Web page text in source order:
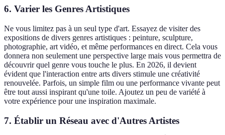
6. Varier les Genres Artistiques
Ne vous limitez pas à un seul type d'art. Essayez de visiter des
expositions de divers genres artistiques : peinture, sculpture,
photographie, art vidéo, et même performances en direct. Cela vous
donnera non seulement une perspective large mais vous permettra de
découvrir quel genre vous touche le plus. En 2026, il devient
évident que l'interaction entre arts divers stimule une créativité
renouvelée. Parfois, un simple film ou une performance vivante peut
être tout aussi inspirant qu'une toile. Ajoutez un peu de variété à
votre expérience pour une inspiration maximale.
7. Établir un Réseau avec d'Autres Artistes